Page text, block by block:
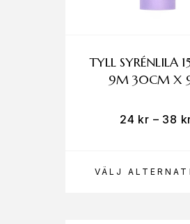
VÄLJ
TYLL SYRÉNLILA
9M 30CM X
24 kr – 38